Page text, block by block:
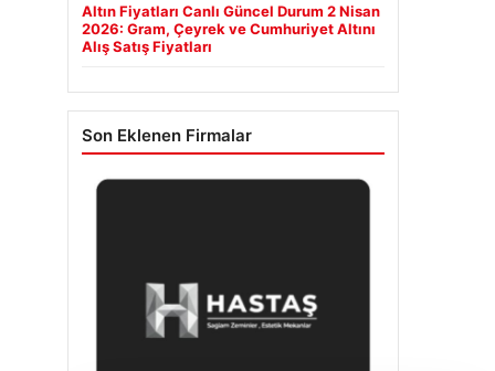
Altın Fiyatları Canlı Güncel Durum 2 Nisan
2026: Gram, Çeyrek ve Cumhuriyet Altını
Alış Satış Fiyatları
Son Eklenen Firmalar